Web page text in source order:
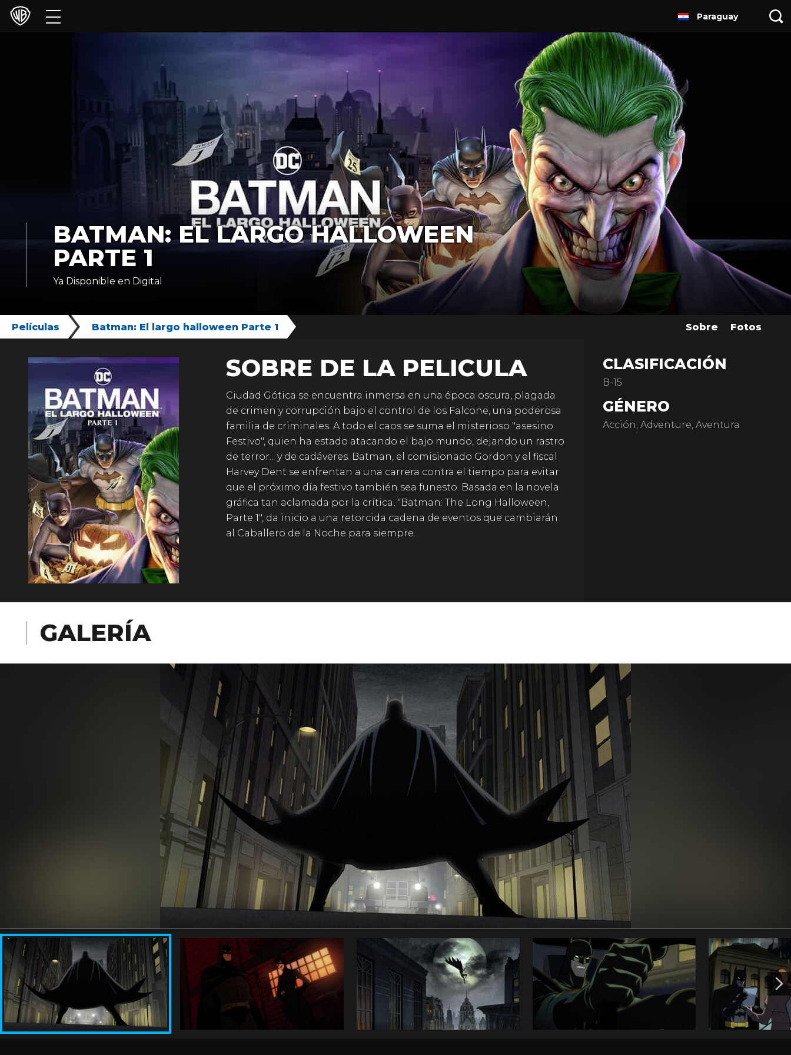
Películas
HBO Max
Paraguay
BATMAN: EL LARGO HALLOWEEN
PARTE 1
Ya Disponible en Digital
Películas Batman: El largo halloween Parte 1 Sobre Fotos
SOBRE DE LA PELICULA
Ciudad Gótica se encuentra inmersa en una época oscura, plagada
de crimen y corrupción bajo el control de los Falcone, una poderosa
familia de criminales. A todo el caos se suma el misterioso "asesino
Festivo", quien ha estado atacando el bajo mundo, dejando un rastro
de terror... y de cadáveres. Batman, el comisionado Gordon y el fiscal
Harvey Dent se enfrentan a una carrera contra el tiempo para evitar
que el próximo día festivo también sea funesto. Basada en la novela
gráfica tan aclamada por la crítica, "Batman: The Long Halloween,
Parte 1", da inicio a una retorcida cadena de eventos que cambiarán
al Caballero de la Noche para siempre.
CLASIFICACIÓN
B-15
GÉNERO
Acción, Adventure, Aventura
GALERÍA